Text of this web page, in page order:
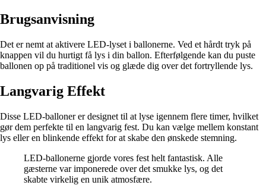
Brugsanvisning
Det er nemt at aktivere LED-lyset i ballonerne. Ved et hårdt tryk på
knappen vil du hurtigt få lys i din ballon. Efterfølgende kan du puste
ballonen op på traditionel vis og glæde dig over det fortryllende lys.
Langvarig Effekt
Disse LED-balloner er designet til at lyse igennem flere timer, hvilket
gør dem perfekte til en langvarig fest. Du kan vælge mellem konstant
lys eller en blinkende effekt for at skabe den ønskede stemning.
LED-ballonerne gjorde vores fest helt fantastisk. Alle
gæsterne var imponerede over det smukke lys, og det
skabte virkelig en unik atmosfære.